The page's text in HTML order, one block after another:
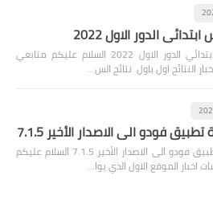
الدور الاول 2022
نتائج السادس ابتدائي الدور الاول 2022 السلام عليكم متابعي
النتائج اول باول نتائج الس…
فودو الى الاصدار الأخير 7.1.5
تحديث نسخة تطبيق فودو الى الاصدار الأخير 7.1.5 السلام عليكم
الموقع الاول الذي يوا…